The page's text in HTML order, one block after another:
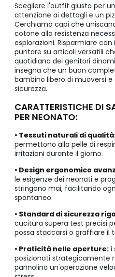
Scegliere l'outfit giusto per
attenzione ai dettagli e un
Cerchiamo capi che
cotone alla resistenza
esplorazioni. Risparmiare
puntare su articoli versatili
quotidiana dei genitori
insegna che un buon
bambino libero di muoversi
sicurezza.
CARATTERISTICHE DI
PER NEONATO:
• Tessuti naturali di
permettono alla pelle di
irritazioni durante il giorno.
• Design ergonomico
le esigenze dei neonati e
stringono mai, facilitando
spontaneo.
• Standard di sicurezza
cucitura supera test precisi
possa staccarsi o graffiare il
• Praticità nelle aperture: i
posizionati strategicamente
pannolino un'operazione